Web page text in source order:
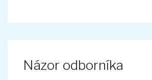
Názor odborníka